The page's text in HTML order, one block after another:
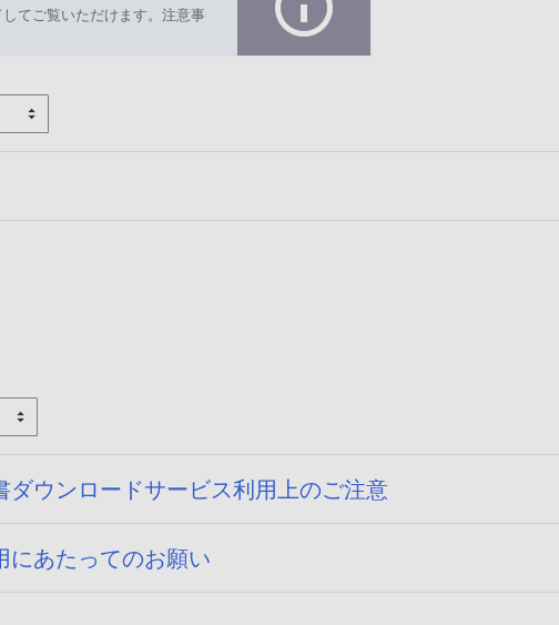
てご覧いただけます。注意事
ダウンロードサービス利用上のご注意
にあたってのお願い